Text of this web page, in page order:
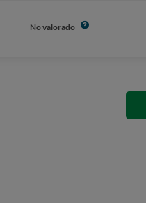
No valorado